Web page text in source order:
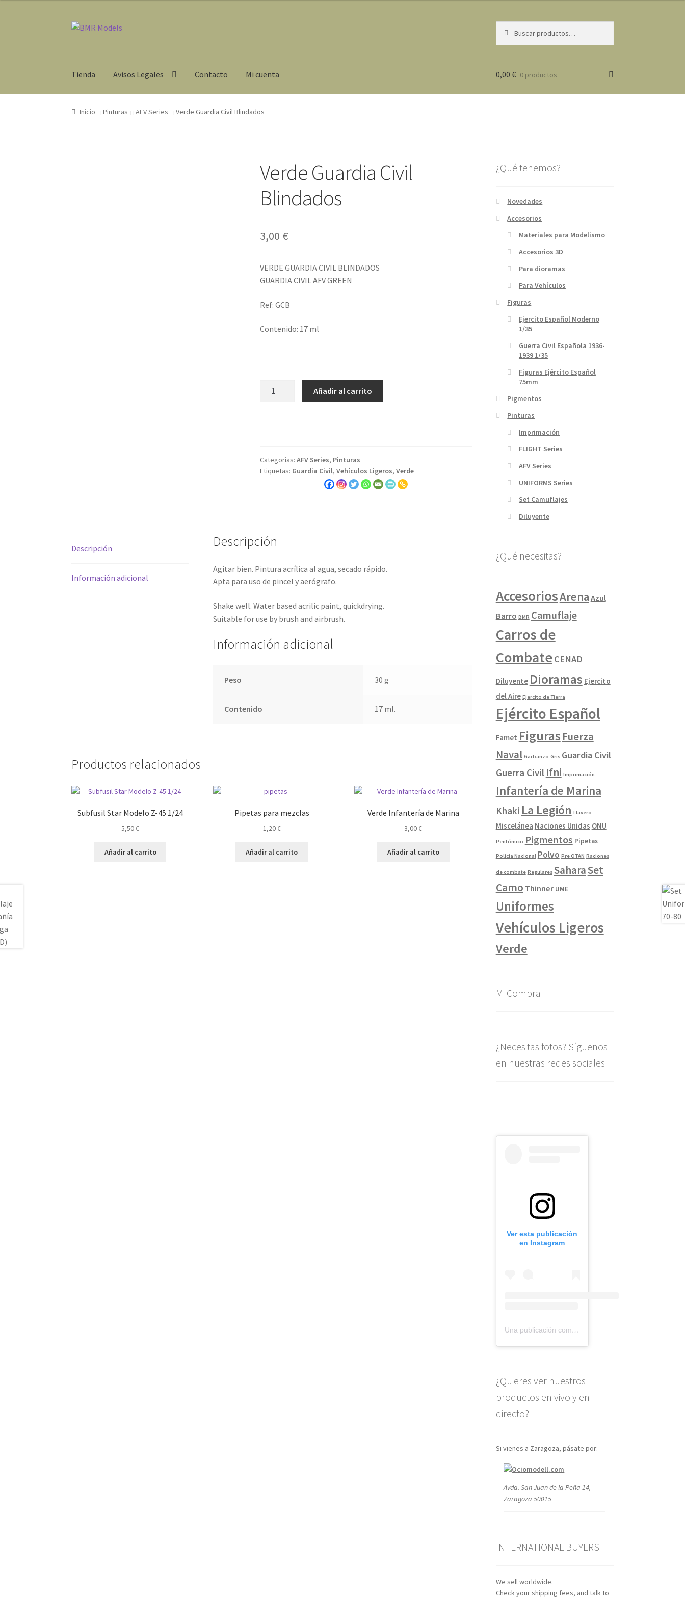
Ir
Ir
por:
Tienda Avisos Legales Contacto Mi cuenta 0,00 € 0 productos
Inicio Pinturas AFV Series Verde Guardia Civil Blindados
Verde Guardia Civil
Blindados
3,00 €
VERDE GUARDIA CIVIL BLINDADOS
GUARDIA CIVIL AFV GREEN
Ref: GCB
Contenido: 17 ml
Añadir al carrito
Categorías:AFV Series, Pinturas
Etiquetas: Guardia Civil,Vehículos Ligeros,Verde
Descripción
Información adicional
Descripción
Agitar bien. Pintura acrílica al agua, secado rápido.
Apta para uso de pincel y aerógrafo.
Shake well. Water based acrilic paint, quickdrying.
Suitable for use by brush and airbrush.
Información adicional
Peso 30 g
Contenido 17 ml.
Productos relacionados
Subfusil Star Modelo Z-45 1/24
5,50€
Añadir al carrito
Pipetas para mezclas
1,20€
Añadir al carrito
Verde Infantería de Marina
3,00€
Añadir al carrito
¿Qué tenemos?
Novedades
Accesorios
Materiales para Modelismo
Accesorios 3D
Para dioramas
Para Vehículos
Figuras
Ejercito Español Moderno
1/35
Guerra Civil Española 1936-
1939 1/35
Figuras Ejército Español
75mm
Pigmentos
Pinturas
Imprimación
FLIGHT Series
AFV Series
UNIFORMS Series
Set Camuflajes
Diluyente
¿Qué necesitas?
AccesoriosArena Azul
Barro BMR Camuflaje
Carros de
CombateCENAD
Diluyente Dioramas Ejercito
del Aire Ejercito de Tierra
Ejército Español
Famet Figuras Fuerza
Naval Garbanzo Gris Guardia Civil
Guerra Civil Ifni Imprimación
Infantería de Marina
Khaki La Legión Llavero
Miscelánea Naciones Unidas ONU
Pentómico Pigmentos Pipetas
Policía Nacional Polvo Pre OTAN Raciones
de combate Regulares SaharaSet
Camo Thinner UME
Uniformes
Vehículos Ligeros
Verde
Mi Compra
¿Necesitas fotos? Síguenos
en nuestras redes sociales
Ver esta publicación
en Instagram
Una publicación compartida de BMR models (@bmr_models)
¿Quieres ver nuestros
productos en vivo y en
directo?
Si vienes a Zaragoza, pásate por:
Avda. San Juan de la Peña 14,
Zaragoza 50015
INTERNATIONAL BUYERS
We sell worldwide.
Check your shipping fees, and talk to